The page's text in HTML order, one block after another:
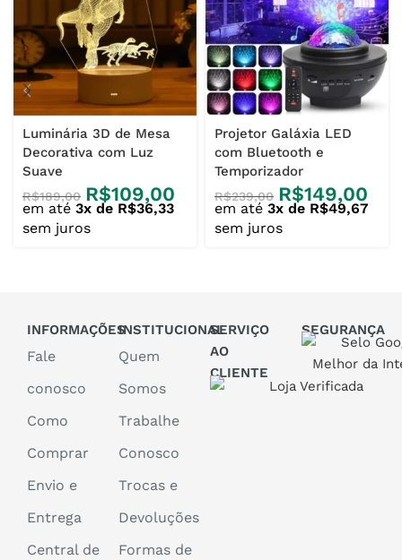
Luminária 3D de Mesa
Decorativa com Luz
Suave
R$189,00 R$109,00
em até 3x de R$36,33
sem juros
Projetor Galáxia LED
com Bluetooth e
Temporizador
R$239,00 R$149,00
em até 3x de R$49,67
sem juros
INFORMAÇÕES
Fale
conosco
Como
Comprar
Envio e
Entrega
Central de
INSTITUCIONAL
Quem
Somos
Trabalhe
Conosco
Trocas e
Devoluções
Formas de
SERVIÇO
AO
CLIENTE
SEGURANÇA